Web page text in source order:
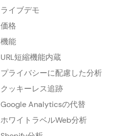
ライブデモ
価格
機能
URL短縮機能内蔵
プライバシーに配慮した分析
クッキーレス追跡
Google Analyticsの代替
ホワイトラベルWeb分析